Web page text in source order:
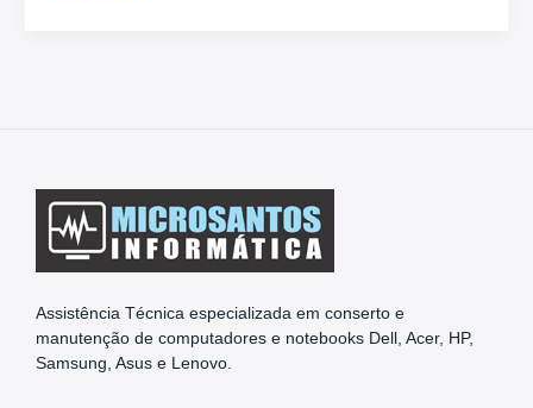
Assistência Técnica especializada em conserto e
manutenção de computadores e notebooks Dell, Acer, HP,
Samsung, Asus e Lenovo.